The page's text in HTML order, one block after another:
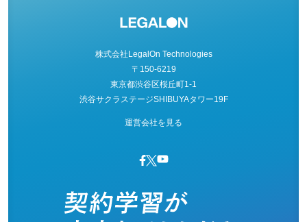
株式会社LegalOn Technologies
〒150-6219
東京都渋谷区桜丘町1-1
渋谷サクラステージSHIBUYAタワー19F
運営会社を見る